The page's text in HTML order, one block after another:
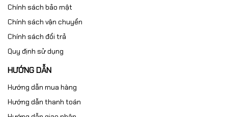
Chính sách bảo mật
Chính sách vận chuyển
Chính sách đổi trả
Quy định sử dụng
HƯỚNG DẪN
Hướng dẫn mua hàng
Hướng dẫn thanh toán